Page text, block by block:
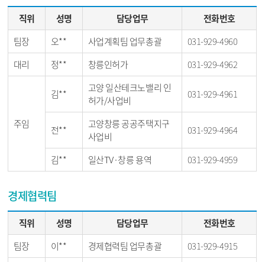
직위 성명 담당업무
전화번호
팀장
오** 사업계획팀 업무총괄
031-929-4960
대리
정** 창릉인허가 031-929-4962
주임
김**
고양 일산테크노밸리 인
허가/사업비
031-929-4961
전**
고양창릉 공공주택지구
사업비
031-929-4964
김** 일산TV·창릉 용역 031-929-4959
경제협력팀
직위 성명 담당업무
전화번호
팀장
이** 경제협력팀 업무총괄
031-929-4915